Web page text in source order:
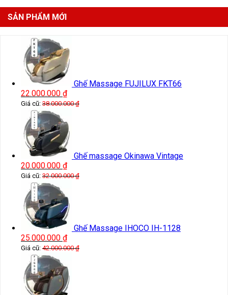
SẢN PHẨM MỚI
Ghế Massage FUJILUX FKT66
22.000.000 ₫
Giá cũ: 38.000.000₫
Ghế massage Okinawa Vintage
20.000.000 ₫
Giá cũ: 32.000.000₫
Ghế Massage IHOCO IH-1128
25.000.000 ₫
Giá cũ: 42.000.000₫